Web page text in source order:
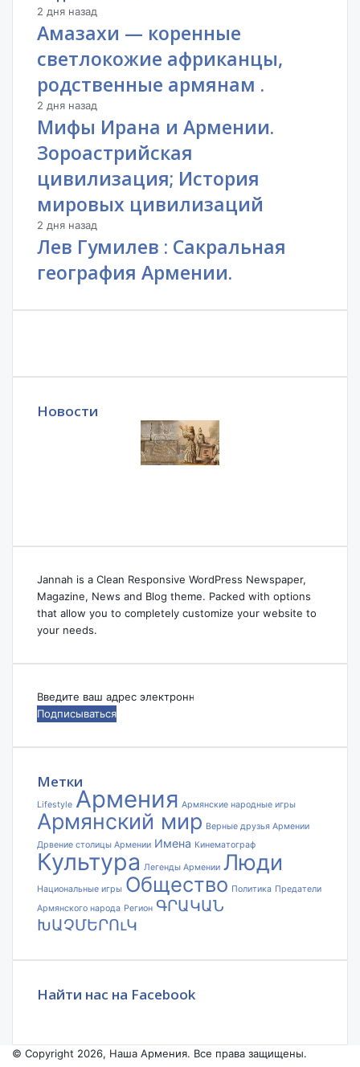
2 дня назад
Амазахи — коренные
светлокожие африканцы,
родственные армянам .
2 дня назад
Мифы Ирана и Армении.
Зороастрийская
цивилизация; История
мировых цивилизаций
2 дня назад
Лев Гумилев : Сакральная
география Армении.
Новости
Jannah is a Clean Responsive WordPress Newspaper,
Magazine, News and Blog theme. Packed with options
that allow you to completely customize your website to
your needs.
Введите
ваш
электронной
Метки
Lifestyle Армения Армянские народные игры
Армянский мир Верные друзья Армении
Дрвение столицы Армении Имена Кинематограф
Культура Легенды Армении Люди
Национальные игры Общество Политика Предатели
Армянского народа Регион ԳՐԱԿԱՆ
ԽԱՉՄԵՐՈւԿ
Найти нас на Facebook
© Copyright 2026, Наша Армения. Все права защищены.